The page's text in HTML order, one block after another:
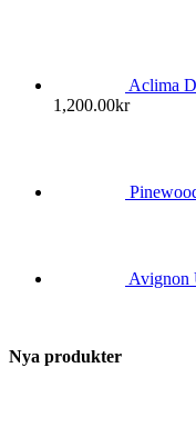
Aclima
1,200.00kr
Avignon
Nya produkter